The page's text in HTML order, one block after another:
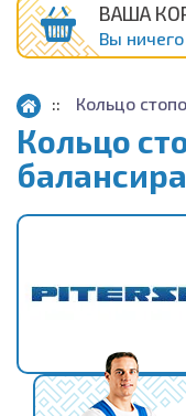
ВАША
Вы
Кольцо
Кольцо
балансира